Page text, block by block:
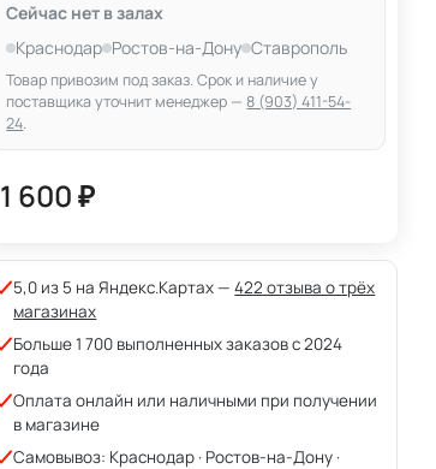
Сейчас нет в залах
Краснодар Ростов-на-Дону Ставрополь
Товар привозим под заказ. Срок и наличие у
поставщика уточнит менеджер —8 (903) 411-54-
24.
1 600 ₽
5,0 из 5 на Яндекс.Картах —422 отзыва о трёх
магазинах
Больше 1 700 выполненных заказов с 2024
года
Оплата онлайн или наличными при получении
в магазине
Самовывоз: Краснодар · Ростов-на-Дону ·